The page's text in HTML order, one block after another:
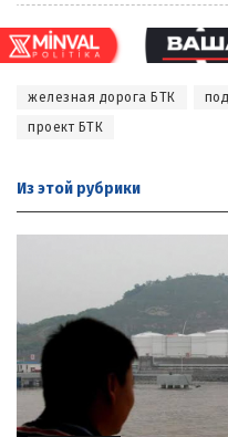
железная дорога БТК
проект БТК
Из этой рубрики